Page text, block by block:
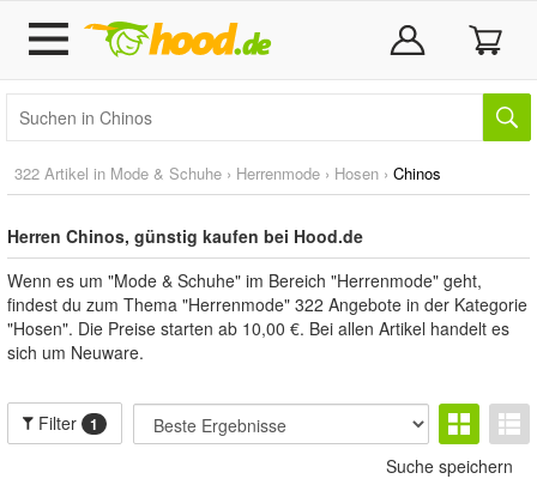
322 Artikel in Mode & Schuhe › Herrenmode › Hosen › Chinos
Herren Chinos, günstig kaufen bei Hood.de
Wenn es um "Mode & Schuhe" im Bereich "Herrenmode" geht,
findest du zum Thema "Herrenmode" 322 Angebote in der Kategorie
"Hosen". Die Preise starten ab 10,00 €. Bei allen Artikel handelt es
sich um Neuware.
Filter 1
Suche speichern